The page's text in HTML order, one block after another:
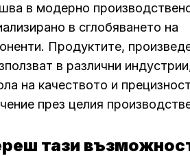
в модерно
в сглобяването на
Продуктите,
в различни
на качеството и
през целия
тази